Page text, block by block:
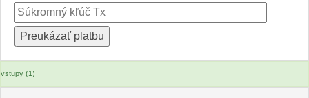
vstupy (1)